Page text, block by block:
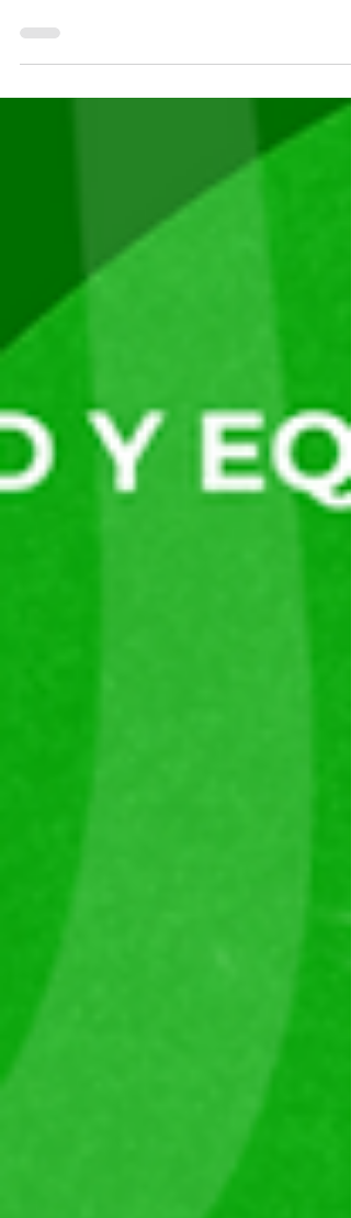
intento. Mientras leía el artículo “...